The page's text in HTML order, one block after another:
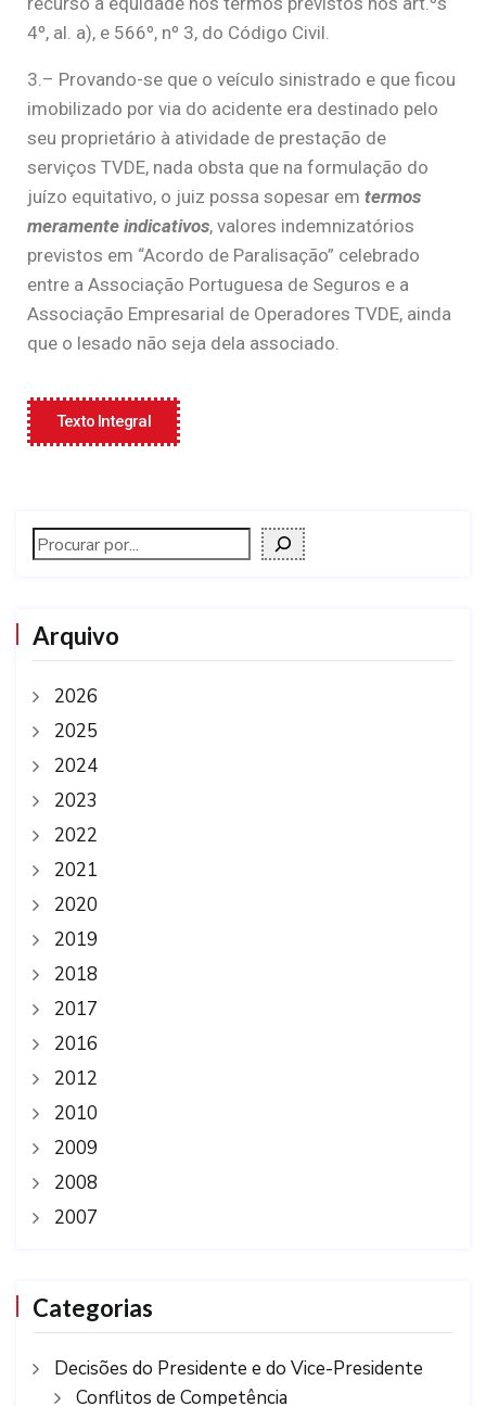
4º, al. a), e 566º, nº 3, do Código Civil.
3.– Provando-se que o veículo sinistrado e que ficou
imobilizado por via do acidente era destinado pelo
seu proprietário à atividade de prestação de
serviços TVDE, nada obsta que na formulação do
juízo equitativo, o juiz possa sopesar em termos
meramente indicativos, valores indemnizatórios
previstos em “Acordo de Paralisação” celebrado
entre a Associação Portuguesa de Seguros e a
Associação Empresarial de Operadores TVDE, ainda
que o lesado não seja dela associado.
Texto Integral
Arquivo
2026
2025
2024
2023
2022
2021
2020
2019
2018
2017
2016
2012
2010
2009
2008
2007
Categorias
Decisões do Presidente e do Vice-Presidente
Conflitos de Competência